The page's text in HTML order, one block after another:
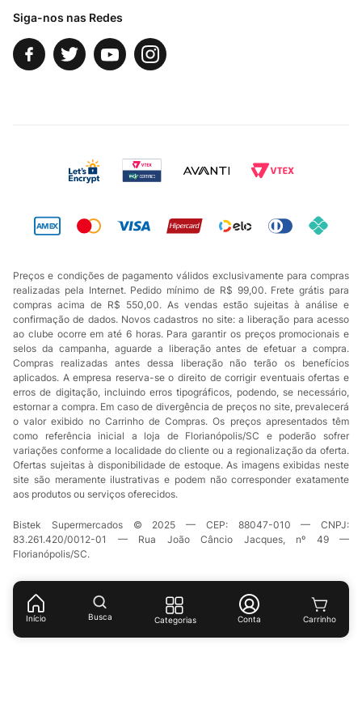
Início Busca Categorias Conta
Siga-nos nas Redes
Preços e condições de pagamento válidos exclusivamente para compras
realizadas pela Internet. Pedido mínimo de R$ 99,00. Frete grátis para
compras acima de R$ 550,00. As vendas estão sujeitas à análise e
confirmação de dados. Novos cadastros no site: a liberação para acesso
ao clube ocorre em até 6 horas. Para garantir os preços promocionais e
selos da campanha, aguarde a liberação antes de efetuar a compra.
Compras realizadas antes dessa liberação não terão os benefícios
aplicados. A empresa reserva-se o direito de corrigir eventuais ofertas e
erros de digitação, incluindo erros tipográficos, podendo, se necessário,
estornar a compra. Em caso de divergência de preços no site, prevalecerá
o valor exibido no Carrinho de Compras. Os preços apresentados têm
como referência inicial a loja de Florianópolis/SC e poderão sofrer
variações conforme a localidade do cliente ou a regionalização da oferta.
Ofertas sujeitas à disponibilidade de estoque. As imagens exibidas neste
site são meramente ilustrativas e podem não corresponder exatamente
aos produtos ou serviços oferecidos.
Bistek Supermercados © 2025 — CEP: 88047-010 — CNPJ:
83.261.420/0012-01 — Rua João Câncio Jacques, nº 49 —
Florianópolis/SC.